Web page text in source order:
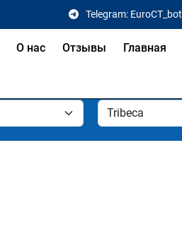
Telegram: EuroCT_bot
О нас Отзывы Главная